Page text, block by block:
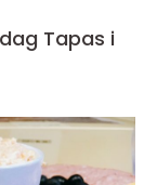
Tapas i